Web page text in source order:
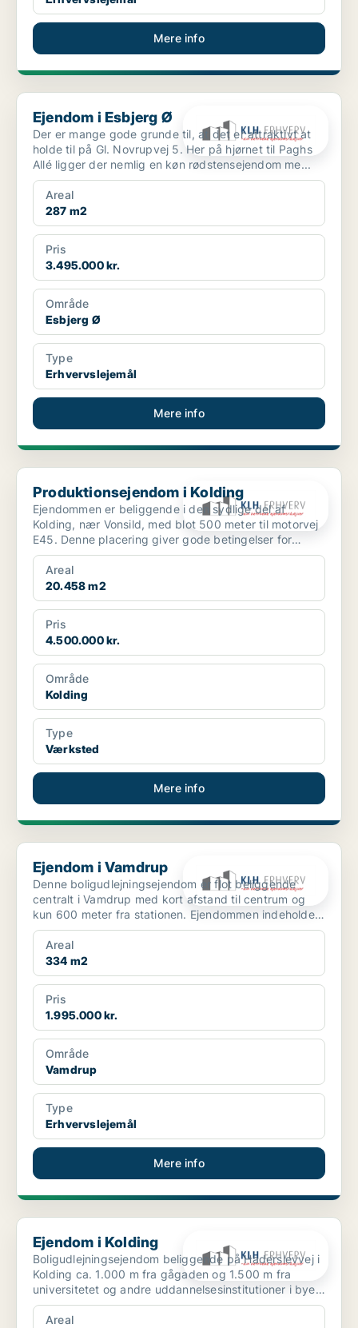
Mere info
Ejendom i Esbjerg Ø
Ejendom i Esbjerg Ø
Der er mange gode grunde til, at det er attraktivt at
holde til på Gl. Novrupvej 5. Her på hjørnet til Paghs
Allé ligger der nemlig en køn rødstensejendom me...
Areal
287 m2
Pris
3.495.000 kr.
Område
Esbjerg Ø
Type
Erhvervslejemål
Mere info
Produktionsejendom i Kolding
Produktionsejendom i Kolding
Ejendommen er beliggende i den sydlige del af
Kolding, nær Vonsild, med blot 500 meter til motorvej
E45. Denne placering giver gode betingelser for
erhvervsm...
Areal
20.458 m2
Pris
4.500.000 kr.
Område
Kolding
Type
Værksted
Mere info
Ejendom i Vamdrup
Ejendom i Vamdrup
Denne boligudlejningsejendom er flot beliggende
centralt i Vamdrup med kort afstand til centrum og
kun 600 meter fra stationen. Ejendommen indeholder i
a...
Areal
334 m2
Pris
1.995.000 kr.
Område
Vamdrup
Type
Erhvervslejemål
Mere info
Ejendom i Kolding
Ejendom i Kolding
Boligudlejningsejendom beliggende på Haderslevvej i
Kolding ca. 1.000 m fra gågaden og 1.500 m fra
universitetet og andre uddannelsesinstitutioner i byen.
...
Areal